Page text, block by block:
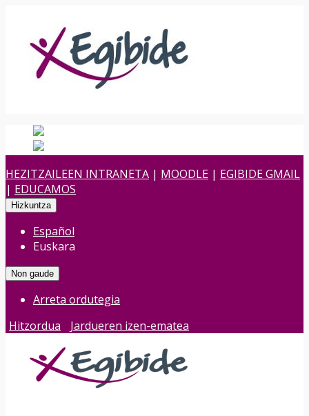
HEZITZAILEEN INTRANETA | MOODLE | EGIBIDE GMAIL
| EDUCAMOS
Hizkuntza
Español
Euskara
Non gaude
Arreta ordutegia
Hitzordua
Jardueren izen-ematea